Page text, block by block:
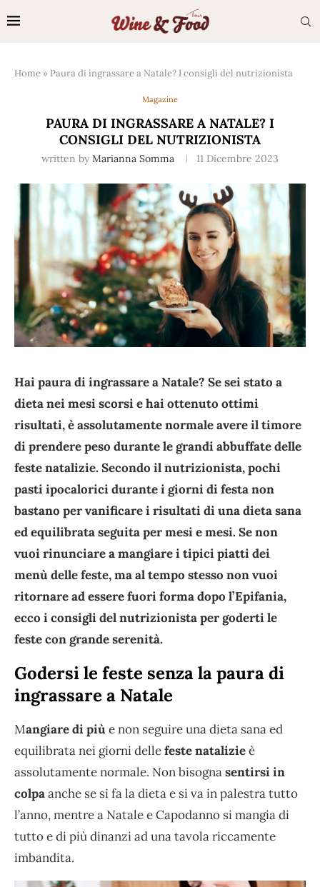
Home » Paura di ingrassare a Natale? I consigli del nutrizionista
Magazine
PAURA DI INGRASSARE A NATALE? I
CONSIGLI DEL NUTRIZIONISTA
written by Marianna Somma 11 Dicembre 2023
Hai paura di ingrassare a Natale? Se sei stato a
dieta nei mesi scorsi e hai ottenuto ottimi
risultati, è assolutamente normale avere il timore
di prendere peso durante le grandi abbuffate delle
feste natalizie. Secondo il nutrizionista, pochi
pasti ipocalorici durante i giorni di festa non
bastano per vanificare i risultati di una dieta sana
ed equilibrata seguita per mesi e mesi. Se non
vuoi rinunciare a mangiare i tipici piatti dei
menù delle feste, ma al tempo stesso non vuoi
ritornare ad essere fuori forma dopo l’Epifania,
ecco i consigli del nutrizionista per goderti le
feste con grande serenità.
Godersi le feste senza la paura di
ingrassare a Natale
Mangiare di più e non seguire una dieta sana ed
equilibrata nei giorni dellefeste natalizieè
assolutamente normale. Non bisognasentirsi in
colpaanche se si fa la dieta e si va in palestra tutto
l’anno, mentre a Natale e Capodanno si mangia di
tutto e di più dinanzi ad una tavola riccamente
imbandita.